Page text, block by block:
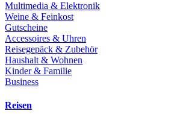
Multimedia & Elektronik
Weine & Feinkost
Gutscheine
Accessoires & Uhren
Reisegepäck & Zubehör
Haushalt & Wohnen
Kinder & Familie
Business
Reisen